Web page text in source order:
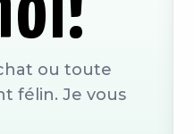
ou toute
félin. Je vous